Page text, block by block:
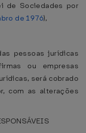
de Sociedades por
de 1976),
pessoas jurídicas
ou empresas
será cobrado
com as alterações